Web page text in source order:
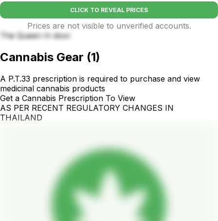
CLICK TO REVEAL PRICES
Prices are not visible to unverified accounts.
The Queen In door
Cannabis Gear (1)
A P.T.33 prescription is required to purchase and view
medicinal cannabis products
Get a Cannabis Prescription To View
AS PER RECENT REGULATORY CHANGES IN
THAILAND